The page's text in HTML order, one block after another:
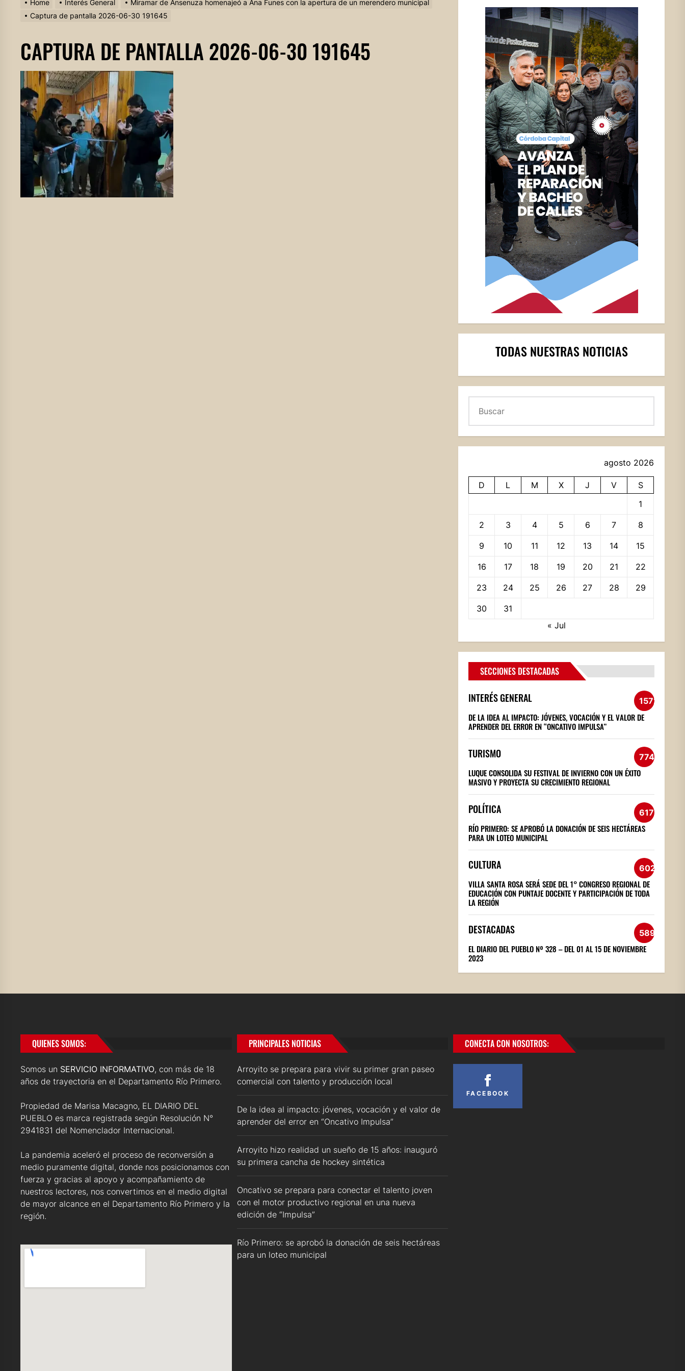
Home Interés General
Miramar de Ansenuza homenajeó a Ana Funes con la apertura de un merendero municipal
Captura de pantalla 2026-06-30 191645
CAPTURA DE PANTALLA 2026-06-30 191645
TODAS NUESTRAS NOTICIAS
agosto 2026
D L M X J V
S
1
2 3 4 5 6 7 8
9 10 11 12 13 14 15
16 17 18 19 20 21 22
23 24 25 26 27 28 29
30
31
« Jul
SECCIONES DESTACADAS
INTERÉS GENERAL 1572
DE LA IDEA AL IMPACTO: JÓVENES, VOCACIÓN Y EL VALOR DE
APRENDER DEL ERROR EN “ONCATIVO IMPULSA”
TURISMO 774
LUQUE CONSOLIDA SU FESTIVAL DE INVIERNO CON UN ÉXITO
MASIVO Y PROYECTA SU CRECIMIENTO REGIONAL
POLÍTICA 617
RÍO PRIMERO: SE APROBÓ LA DONACIÓN DE SEIS HECTÁREAS
PARA UN LOTEO MUNICIPAL
CULTURA 602
VILLA SANTA ROSA SERÁ SEDE DEL 1° CONGRESO REGIONAL DE
EDUCACIÓN CON PUNTAJE DOCENTE Y PARTICIPACIÓN DE TODA
LA REGIÓN
DESTACADAS 589
EL DIARIO DEL PUEBLO Nº 328 – DEL 01 AL 15 DE NOVIEMBRE
2023
QUIENES SOMOS:
Somos un SERVICIO INFORMATIVO, con más de 18
años de trayectoria en el Departamento Río Primero.
Propiedad de Marisa Macagno, EL DIARIO DEL
PUEBLO es marca registrada según Resolución N°
2941831 del Nomenclador Internacional.
La pandemia aceleró el proceso de reconversión a
medio puramente digital, donde nos posicionamos con
fuerza y gracias al apoyo y acompañamiento de
nuestros lectores, nos convertimos en el medio digital
de mayor alcance en el Departamento Río Primero y la
región.
PRINCIPALES NOTICIAS
Arroyito se prepara para vivir su primer gran paseo
comercial con talento y producción local
De la idea al impacto: jóvenes, vocación y el valor de
aprender del error en “Oncativo Impulsa”
Arroyito hizo realidad un sueño de 15 años: inauguró
su primera cancha de hockey sintética
Oncativo se prepara para conectar el talento joven
con el motor productivo regional en una nueva
edición de “Impulsa”
Río Primero: se aprobó la donación de seis hectáreas
para un loteo municipal
CONECTA CON NOSOTROS:
FACEBOOK